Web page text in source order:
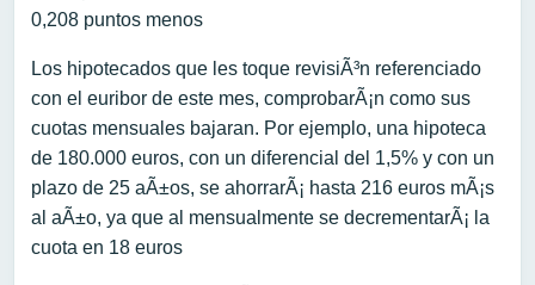
0,208 puntos menos
Los hipotecados que les toque revisiÃ³n referenciado
con el euribor de este mes, comprobarÃ¡n como sus
cuotas mensuales bajaran. Por ejemplo, una hipoteca
de 180.000 euros, con un diferencial del 1,5% y con un
plazo de 25 aÃ±os, se ahorrarÃ¡ hasta 216 euros mÃ¡s
al aÃ±o, ya que al mensualmente se decrementarÃ¡ la
cuota en 18 euros